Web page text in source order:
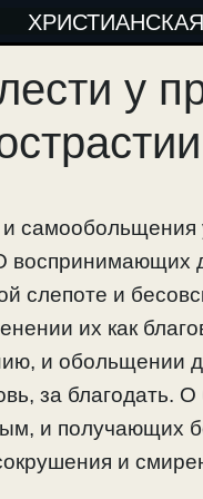
у
воспринимающих
слепоте и
их как
и обольщении
за благодать. О
и получающих
и